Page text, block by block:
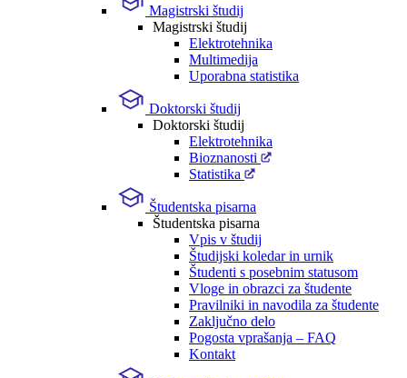
Magistrski študij
Magistrski študij
Elektrotehnika
Multimedija
Uporabna statistika
Doktorski študij
Doktorski študij
Elektrotehnika
Bioznanosti
Statistika
Študentska pisarna
Študentska pisarna
Vpis v študij
Študijski koledar in urnik
Študenti s posebnim statusom
Vloge in obrazci za študente
Pravilniki in navodila za študente
Zaključno delo
Pogosta vprašanja – FAQ
Kontakt